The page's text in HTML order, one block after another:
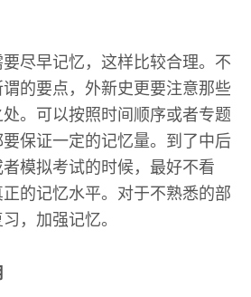
尽早记忆，这样比较合理。不
的要点，外新史更要注意那些
。可以按照时间顺序或者专题
保证一定的记忆量。到了中后
模拟考试的时候，最好不看
的记忆水平。对于不熟悉的部
，加强记忆。